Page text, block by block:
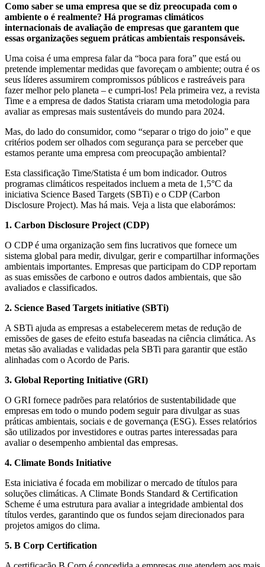
Como saber se uma empresa que se diz preocupada com o
ambiente o é realmente? Há programas climáticos
internacionais de avaliação de empresas que garantem que
essas organizações seguem práticas ambientais responsáveis.
Uma coisa é uma empresa falar da “boca para fora” que está ou
pretende implementar medidas que favoreçam o ambiente; outra é os
seus líderes assumirem compromissos públicos e rastreáveis para
fazer melhor pelo planeta – e cumpri-los! Pela primeira vez, a revista
Time e a empresa de dados Statista criaram uma metodologia para
avaliar as empresas mais sustentáveis do mundo para 2024.
Mas, do lado do consumidor, como “separar o trigo do joio” e que
critérios podem ser olhados com segurança para se perceber que
estamos perante uma empresa com preocupação ambiental?
Esta classificação Time/Statista é um bom indicador. Outros
programas climáticos respeitados incluem a meta de 1,5°C da
iniciativa Science Based Targets (SBTi) e o CDP (Carbon
Disclosure Project). Mas há mais. Veja a lista que elaborámos:
1. Carbon Disclosure Project (CDP)
O CDP é uma organização sem fins lucrativos que fornece um
sistema global para medir, divulgar, gerir e compartilhar informações
ambientais importantes. Empresas que participam do CDP reportam
as suas emissões de carbono e outros dados ambientais, que são
avaliados e classificados.
2. Science Based Targets initiative (SBTi)
A SBTi ajuda as empresas a estabelecerem metas de redução de
emissões de gases de efeito estufa baseadas na ciência climática. As
metas são avaliadas e validadas pela SBTi para garantir que estão
alinhadas com o Acordo de Paris.
3. Global Reporting Initiative (GRI)
O GRI fornece padrões para relatórios de sustentabilidade que
empresas em todo o mundo podem seguir para divulgar as suas
práticas ambientais, sociais e de governança (ESG). Esses relatórios
são utilizados por investidores e outras partes interessadas para
avaliar o desempenho ambiental das empresas.
4. Climate Bonds Initiative
Esta iniciativa é focada em mobilizar o mercado de títulos para
soluções climáticas. A Climate Bonds Standard & Certification
Scheme é uma estrutura para avaliar a integridade ambiental dos
títulos verdes, garantindo que os fundos sejam direcionados para
projetos amigos do clima.
5. B Corp Certification